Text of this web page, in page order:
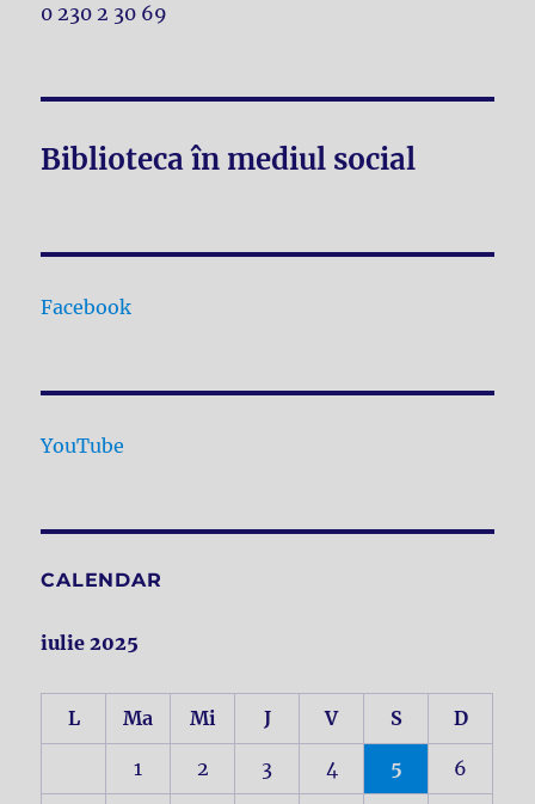
0 230 2 30 69
Biblioteca în mediul social
Facebook
YouTube
CALENDAR
iulie 2025
L Ma Mi J V S D
1 2 3 4 5 6